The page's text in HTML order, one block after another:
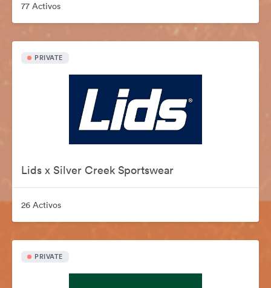
77 Activos
PRIVATE
Lids x Silver Creek Sportswear
26 Activos
PRIVATE